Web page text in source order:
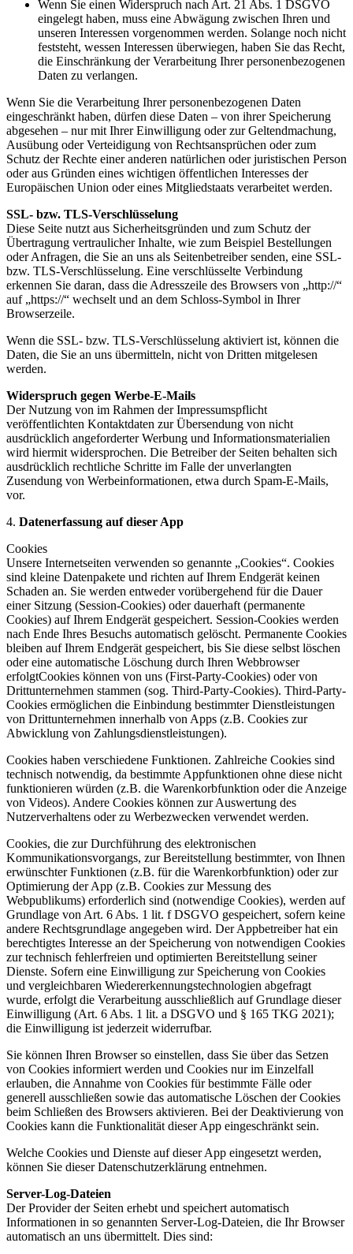
Wenn Sie einen Widerspruch nach Art. 21 Abs. 1 DSGVO
eingelegt haben, muss eine Abwägung zwischen Ihren und
unseren Interessen vorgenommen werden. Solange noch nicht
feststeht, wessen Interessen überwiegen, haben Sie das Recht,
die Einschränkung der Verarbeitung Ihrer personenbezogenen
Daten zu verlangen.
Wenn Sie die Verarbeitung Ihrer personenbezogenen Daten
eingeschränkt haben, dürfen diese Daten – von ihrer Speicherung
abgesehen – nur mit Ihrer Einwilligung oder zur Geltendmachung,
Ausübung oder Verteidigung von Rechtsansprüchen oder zum
Schutz der Rechte einer anderen natürlichen oder juristischen Person
oder aus Gründen eines wichtigen öffentlichen Interesses der
Europäischen Union oder eines Mitgliedstaats verarbeitet werden.
SSL- bzw. TLS-Verschlüsselung
Diese Seite nutzt aus Sicherheitsgründen und zum Schutz der
Übertragung vertraulicher Inhalte, wie zum Beispiel Bestellungen
oder Anfragen, die Sie an uns als Seitenbetreiber senden, eine SSL-
bzw. TLS-Verschlüsselung. Eine verschlüsselte Verbindung
erkennen Sie daran, dass die Adresszeile des Browsers von „http://“
auf „https://“ wechselt und an dem Schloss-Symbol in Ihrer
Browserzeile.
Wenn die SSL- bzw. TLS-Verschlüsselung aktiviert ist, können die
Daten, die Sie an uns übermitteln, nicht von Dritten mitgelesen
werden.
Widerspruch gegen Werbe-E-Mails
Der Nutzung von im Rahmen der Impressumspflicht
veröffentlichten Kontaktdaten zur Übersendung von nicht
ausdrücklich angeforderter Werbung und Informationsmaterialien
wird hiermit widersprochen. Die Betreiber der Seiten behalten sich
ausdrücklich rechtliche Schritte im Falle der unverlangten
Zusendung von Werbeinformationen, etwa durch Spam-E-Mails,
vor.
4. Datenerfassung auf dieser App
Cookies
Unsere Internetseiten verwenden so genannte „Cookies“. Cookies
sind kleine Datenpakete und richten auf Ihrem Endgerät keinen
Schaden an. Sie werden entweder vorübergehend für die Dauer
einer Sitzung (Session-Cookies) oder dauerhaft (permanente
Cookies) auf Ihrem Endgerät gespeichert. Session-Cookies werden
nach Ende Ihres Besuchs automatisch gelöscht. Permanente Cookies
bleiben auf Ihrem Endgerät gespeichert, bis Sie diese selbst löschen
oder eine automatische Löschung durch Ihren Webbrowser
erfolgtCookies können von uns (First-Party-Cookies) oder von
Drittunternehmen stammen (sog. Third-Party-Cookies). Third-Party-
Cookies ermöglichen die Einbindung bestimmter Dienstleistungen
von Drittunternehmen innerhalb von Apps (z.B. Cookies zur
Abwicklung von Zahlungsdienstleistungen).
Cookies haben verschiedene Funktionen. Zahlreiche Cookies sind
technisch notwendig, da bestimmte Appfunktionen ohne diese nicht
funktionieren würden (z.B. die Warenkorbfunktion oder die Anzeige
von Videos). Andere Cookies können zur Auswertung des
Nutzerverhaltens oder zu Werbezwecken verwendet werden.
Cookies, die zur Durchführung des elektronischen
Kommunikationsvorgangs, zur Bereitstellung bestimmter, von Ihnen
erwünschter Funktionen (z.B. für die Warenkorbfunktion) oder zur
Optimierung der App (z.B. Cookies zur Messung des
Webpublikums) erforderlich sind (notwendige Cookies), werden auf
Grundlage von Art. 6 Abs. 1 lit. f DSGVO gespeichert, sofern keine
andere Rechtsgrundlage angegeben wird. Der Appbetreiber hat ein
berechtigtes Interesse an der Speicherung von notwendigen Cookies
zur technisch fehlerfreien und optimierten Bereitstellung seiner
Dienste. Sofern eine Einwilligung zur Speicherung von Cookies
und vergleichbaren Wiedererkennungstechnologien abgefragt
wurde, erfolgt die Verarbeitung ausschließlich auf Grundlage dieser
Einwilligung (Art. 6 Abs. 1 lit. a DSGVO und § 165 TKG 2021);
die Einwilligung ist jederzeit widerrufbar.
Sie können Ihren Browser so einstellen, dass Sie über das Setzen
von Cookies informiert werden und Cookies nur im Einzelfall
erlauben, die Annahme von Cookies für bestimmte Fälle oder
generell ausschließen sowie das automatische Löschen der Cookies
beim Schließen des Browsers aktivieren. Bei der Deaktivierung von
Cookies kann die Funktionalität dieser App eingeschränkt sein.
Welche Cookies und Dienste auf dieser App eingesetzt werden,
können Sie dieser Datenschutzerklärung entnehmen.
Server-Log-Dateien
Der Provider der Seiten erhebt und speichert automatisch
Informationen in so genannten Server-Log-Dateien, die Ihr Browser
automatisch an uns übermittelt. Dies sind: